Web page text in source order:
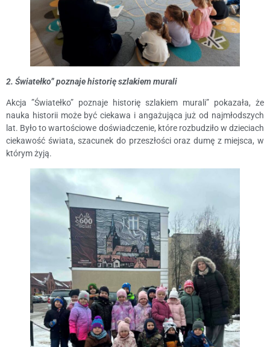
2. Światełko” poznaje historię szlakiem murali
Akcja ”Światełko” poznaje historię szlakiem murali” pokazała, że
nauka historii może być ciekawa i angażująca już od najmłodszych
lat. Było to wartościowe doświadczenie, które rozbudziło w dzieciach
ciekawość świata, szacunek do przeszłości oraz dumę z miejsca, w
którym żyją.